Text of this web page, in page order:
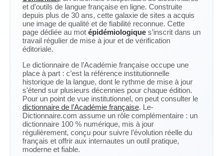
et d’outils de langue française en ligne. Construite
depuis plus de 30 ans, cette galaxie de sites a acquis
une image de qualité et de fiabilité reconnue. Cette
page dédiée au mot épidémiologique s’inscrit dans un
travail régulier de mise à jour et de vérification
éditoriale.
Le dictionnaire de l’Académie française occupe une
place à part : c’est la référence institutionnelle
historique de la langue, dont le rythme de mise à jour
s’étend sur plusieurs décennies pour chaque édition.
Pour un point de vue institutionnel, on peut consulter le
dictionnaire de l’Académie française. Le-
Dictionnaire.com assume un rôle complémentaire : un
dictionnaire 100 % numérique, mis à jour
régulièrement, conçu pour suivre l’évolution réelle du
français et offrir aux internautes un outil pratique,
moderne et fiable.